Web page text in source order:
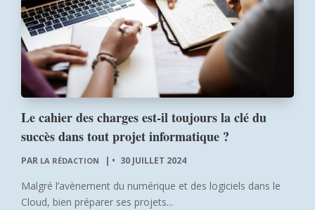
Le cahier des charges est-il toujours la clé du
succès dans tout projet informatique ?
PAR LA RÉDACTION | 30 JUILLET 2024
Malgré l’avènement du numérique et des logiciels dans le
Cloud, bien préparer ses projets...